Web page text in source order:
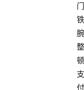
门
铁
腕
整
顿
支
付